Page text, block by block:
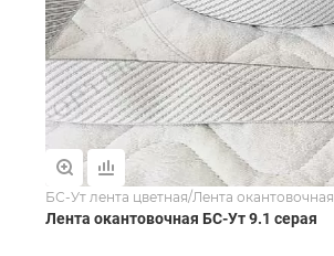
БС-Ут лента цветная/Лента окантовочная
Лента окантовочная БС-Ут 9.1 серая